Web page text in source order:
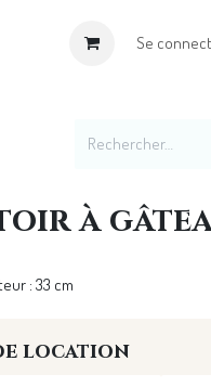
Se
à
: 33 cm
location